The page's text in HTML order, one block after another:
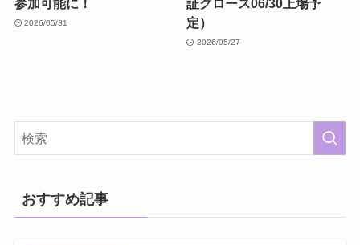
参加可能に！
2026/05/31
証グロース06/30上場予
定）
2026/05/27
おすすめ記事